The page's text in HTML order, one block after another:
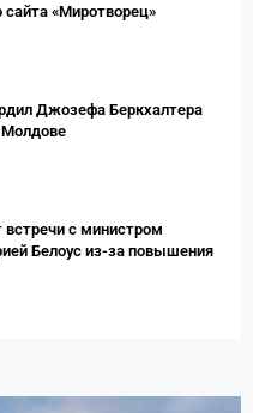
сайта «Миротворец»
Джозефа Беркхалтера
встречи с министром
Белоус из-за повышения